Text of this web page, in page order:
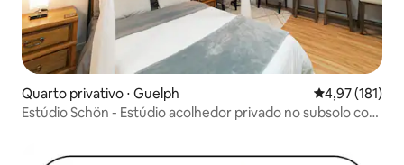
Quarto privativo ⋅ Guelph 4,97 de uma
4,97 (181)
Estúdio Schön - Estúdio acolhedor privado no subsolo com